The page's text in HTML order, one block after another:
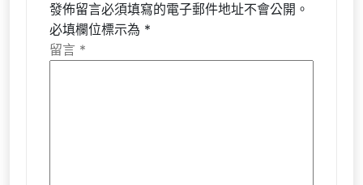
發佈留言必須填寫的電子郵件地址不會公開。
必填欄位標示為 *
留言 *